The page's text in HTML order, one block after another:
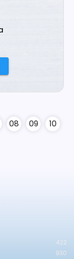
08 09 10
422
930